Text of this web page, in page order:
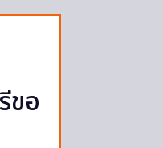
ขอ